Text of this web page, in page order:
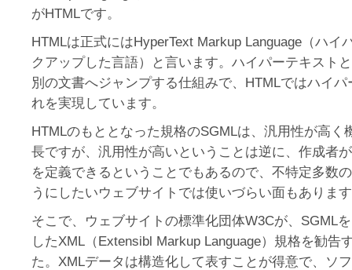
がHTMLです。
HTMLは正式にはHyperText Markup Language（ハイ
クアップした言語）と言います。ハイパーテキスト
別の文書へジャンプする仕組みで、HTMLではハイ
れを実現しています。
HTMLのもととなった規格のSGMLは、汎用性が高く
長ですが、汎用性が高いということは逆に、作成者
を定義できるということでもあるので、不特定多数
うにしたいウェブサイトでは使いづらい面もありま
そこで、ウェブサイトの標準化団体W3Cが、SGML
したXML（Extensibl Markup Language）規格を勧告
た。XMLデータは構造化して表すことが得意で、ソ